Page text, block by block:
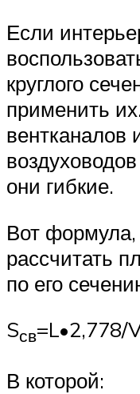
Если
круглого
применить
вентканалов
они гибкие.
Вот
рассчитать
по его
Sсв=L•2,778/
В которой: